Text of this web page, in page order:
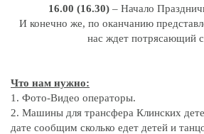
16.00 (16.30) – Начало
И конечно же, по оканчанию
нас ждет потрясающий
Что нам нужно:
1. Фото-Видео операторы.
2. Машины для трансфера Клинских
дате сообщим сколько едет детей и